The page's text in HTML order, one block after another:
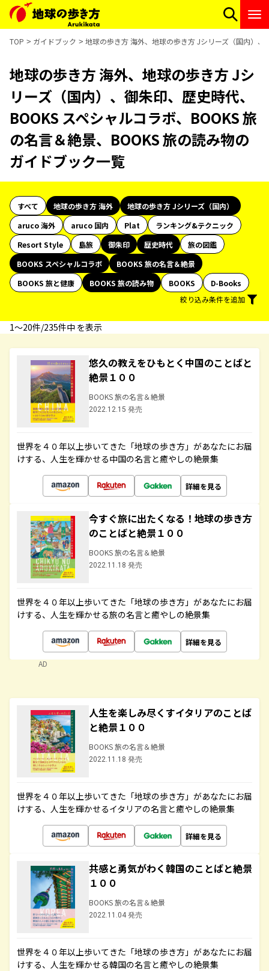
TOP ガイドブック 地球の歩き方 海外、地球の歩き方 Jシリーズ（国内）
地球の歩き方 海外、地球の歩き方 Jシ
リーズ（国内）、御朱印、歴史時代、
BOOKS スペシャルコラボ、BOOKS 旅
の名言＆絶景、BOOKS 旅の読み物の
ガイドブック一覧
すべて 地球の歩き方 海外
地球の歩き方 Jシリーズ（国内）
aruco 海外
aruco 国内 Plat
ランキング&テクニック
Resort Style
島旅 御朱印 歴史時代
旅の図鑑
BOOKS スペシャルコラボ
BOOKS 旅の名言＆絶景
BOOKS 旅と健康
BOOKS 旅の読み物 BOOKS
D-Books
絞り込み条件を追加
1〜20件/235件中 を表示
悠久の教えをひもとく中国のことばと
絶景１００
BOOKS 旅の名言＆絶景
2022.12.15 発売
世界を４０年以上歩いてきた「地球の歩き方」があなたにお届
けする、人生を輝かせる中国の名言と癒やしの絶景集
詳細を見る
今すぐ旅に出たくなる！地球の歩き方
のことばと絶景１００
BOOKS 旅の名言＆絶景
2022.11.18 発売
世界を４０年以上歩いてきた「地球の歩き方」があなたにお届
けする、人生を輝かせる旅の名言と癒やしの絶景集
詳細を見る
AD
人生を楽しみ尽くすイタリアのことば
と絶景１００
BOOKS 旅の名言＆絶景
2022.11.18 発売
世界を４０年以上歩いてきた「地球の歩き方」があなたにお届
けする、人生を輝かせるイタリアの名言と癒やしの絶景集
詳細を見る
共感と勇気がわく韓国のことばと絶景
１００
BOOKS 旅の名言＆絶景
2022.11.04 発売
世界を４０年以上歩いてきた「地球の歩き方」があなたにお届
けする、人生を輝かせる韓国の名言と癒やしの絶景集